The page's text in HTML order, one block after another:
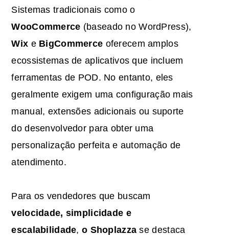
Sistemas tradicionais como o
WooCommerce (baseado no WordPress),
Wix e BigCommerce oferecem amplos
ecossistemas de aplicativos que incluem
ferramentas de POD. No entanto, eles
geralmente exigem uma configuração mais
manual, extensões adicionais ou suporte
do desenvolvedor para obter uma
personalização perfeita e automação de
atendimento.
Para os vendedores que buscam
velocidade, simplicidade e
escalabilidade,o Shoplazza se destaca